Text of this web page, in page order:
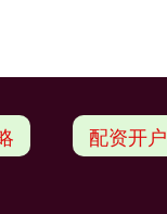
配资开户